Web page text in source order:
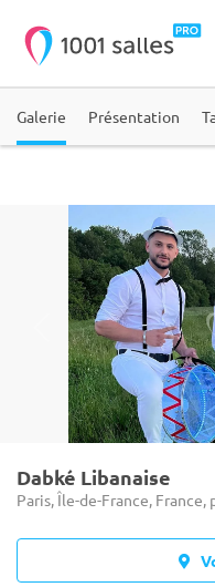
Galerie Présentation
Dabké Libanaise
Paris, Île-de-France, France,